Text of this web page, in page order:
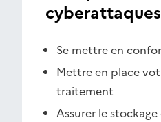
cyberattaques
Se mettre en
Mettre en place
traitement
Assurer le